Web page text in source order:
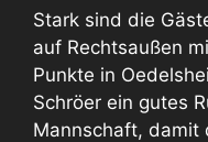
Stark sind die
auf Rechtsaußen
Punkte in
Schröer ein gutes
Mannschaft, damit